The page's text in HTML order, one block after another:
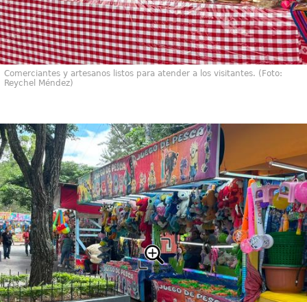
Comerciantes y artesanos listos para atender a los visitantes. (Foto:
Reychel Méndez)